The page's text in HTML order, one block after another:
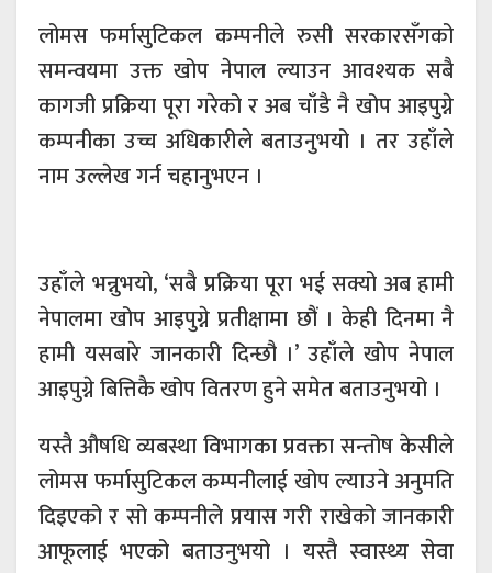
लोमस फर्मासुटिकल कम्पनीले रुसी सरकारसँगको
समन्वयमा उक्त खोप नेपाल ल्याउन आवश्यक सबै
कागजी प्रक्रिया पूरा गरेको र अब चाँडै नै खोप आइपुग्ने
कम्पनीका उच्च अधिकारीले बताउनुभयो । तर उहाँले
नाम उल्लेख गर्न चहानुभएन ।
उहाँले भन्नुभयो, ‘सबै प्रक्रिया पूरा भई सक्यो अब हामी
नेपालमा खोप आइपुग्ने प्रतीक्षामा छौं । केही दिनमा नै
हामी यसबारे जानकारी दिन्छौ ।’ उहाँले खोप नेपाल
आइपुग्ने बित्तिकै खोप वितरण हुने समेत बताउनुभयो ।
यस्तै औषधि व्यबस्था विभागका प्रवक्ता सन्तोष केसीले
लोमस फर्मासुटिकल कम्पनीलाई खोप ल्याउने अनुमति
दिइएको र सो कम्पनीले प्रयास गरी राखेको जानकारी
आफूलाई भएको बताउनुभयो । यस्तै स्वास्थ्य सेवा